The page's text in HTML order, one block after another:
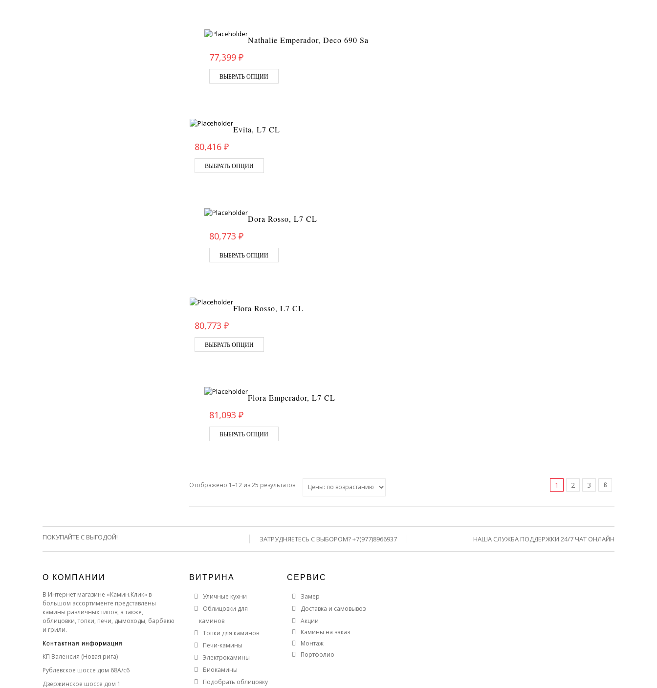
Nathalie Emperador, Deco 690 Sa
77,399 ₽
ВЫБРАТЬ ОПЦИИ
Evita, L7 CL
80,416 ₽
ВЫБРАТЬ ОПЦИИ
Dora Rosso, L7 CL
80,773 ₽
ВЫБРАТЬ ОПЦИИ
Flora Rosso, L7 CL
80,773 ₽
ВЫБРАТЬ ОПЦИИ
Flora Emperador, L7 CL
81,093 ₽
ВЫБРАТЬ ОПЦИИ
Отображено 1–12 из 25 результатов 1 2 3
ПОКУПАЙТЕ С ВЫГОДОЙ! ЗАТРУДНЯЕТЕСЬ С ВЫБОРОМ? +7(977)8966937 НАША СЛУЖБА ПОДДЕРЖКИ 24/7 ЧАТ ОНЛАЙН
О КОМПАНИИ
В Интернет магазине «Камин.Клик» в
большом ассортименте представлены
камины различных типов, а также,
облицовки, топки, печи, дымоходы, барбекю
и грили.
Контактная информация
КП Валенсия (Новая рига)
Рублевское шоссе дом 68А/с6
Дзержинское шоссе дом 1
ВИТРИНА
Уличные кухни
Облицовки для
каминов
Топки для каминов
Печи-камины
Электрокамины
Биокамины
Подобрать облицовку
СЕРВИС
Замер
Доставка и самовывоз
Акции
Камины на заказ
Монтаж
Портфолио